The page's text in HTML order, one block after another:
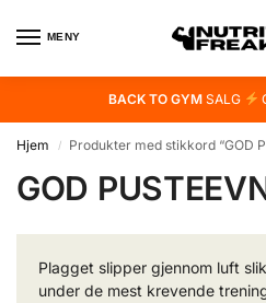
MENY
BACK TO GYMSALG
Hjem / Produkter med stikkord “GOD
GOD
Plagget slipper gjennom luft
under de mest krevende